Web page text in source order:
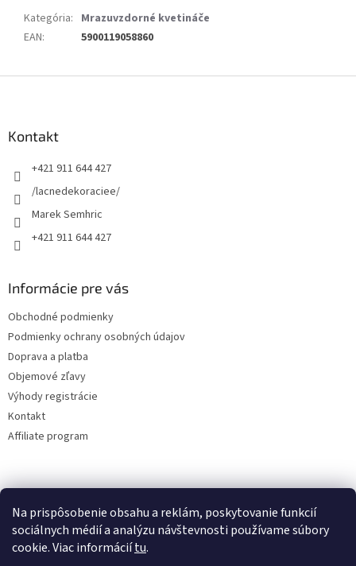
Na prispôsobenie obsahu a reklám, poskytovanie funkcií
sociálnych médií a analýzu návštevnosti používame súbory
cookie. Viac informáciítu.
Kategória: Mrazuvzdorné kvetináče
EAN: 5900119058860
Kontakt
+421 911 644 427
/lacnedekoraciee/
Marek Semhric
+421 911 644 427
Informácie pre vás
Obchodné podmienky
Podmienky ochrany osobných údajov
Doprava a platba
Objemové zľavy
Výhody registrácie
Kontakt
Affiliate program